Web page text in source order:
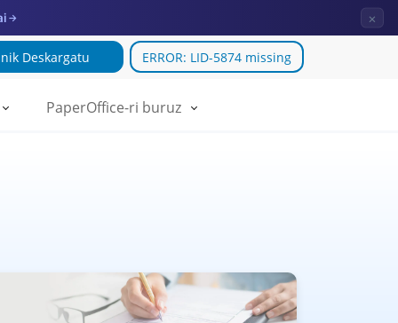
→ ×
Deskargatu ERROR: LID-5874 missing
PaperOffice-ri buruz